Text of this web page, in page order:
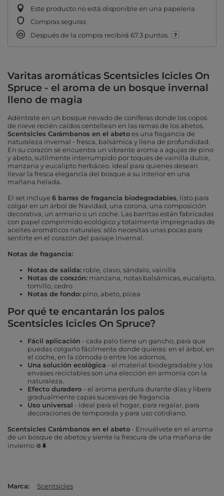
Este producto no está disponible en una papelería
Compras seguras
Después de la compra recibirá 67.3 puntos.
Varitas aromáticas Scentsicles Icicles On
Spruce - el aroma de un bosque invernal
lleno de magia
Adéntrate en un bosque nevado de coníferas donde los copos
de nieve recién caídos centellean en las ramas de los abetos.
Scentsicles Carámbanos en el abetoes una fragancia de
naturaleza invernal - fresca, balsámica y llena de profundidad.
En su corazón se encuentra un vibrante aroma a agujas de pino
y abeto, sutilmente interrumpido por toques de vainilla dulce,
manzana y eucalipto herbáceo. Ideal para quienes desean
llevar la fresca elegancia del bosque a su interior en una
mañana helada.
El set incluye 6 barras de fragancia biodegradables, listo para
colgar en un árbol de Navidad, una corona, una composición
decorativa, un armario o un coche. Las barritas están fabricadas
con papel comprimido ecológico y totalmente impregnadas de
aceites aromáticos naturales: sólo necesitas unas pocas para
sentirte en el corazón del paisaje invernal.
Notas de fragancia:
Notas de salida: roble, clavo, sándalo, vainilla
Notas de corazón: manzana, notas balsámicas, eucalipto,
tomillo, cedro
Notas de fondo: pino, abeto, pícea
Por qué te encantarán los palos
Scentsicles Icicles On Spruce?
Fácil aplicación - cada palo tiene un gancho, para que
puedas colgarlo fácilmente donde quieras: en el árbol, en
el coche, en la cómoda o entre los adornos.
Una solución ecológica - el material biodegradable y los
envases reciclables son una elección en armonía con la
naturaleza.
Efecto duradero - el aroma perdura durante días y libera
gradualmente capas sucesivas de fragancia.
Uso universal - ideal para el hogar, para regalar, para
decoraciones de temporada y para uso cotidiano.
Scentsicles Carámbanos en el abeto - Envuélvete en el aroma
de un bosque de abetos y siente la frescura de una mañana de
invierno ❄️🌲
Marca Scentsicles